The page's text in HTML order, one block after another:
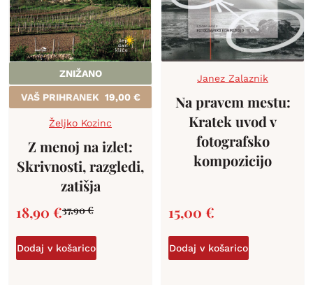
ZNIŽANO
VAŠ PRIHRANEK 19,00 €
Željko Kozinc
Z menoj na izlet:
Skrivnosti, razgledi,
zatišja
37,90€
18,90 €
Dodaj v košarico
Janez Zalaznik
Na pravem mestu:
Kratek uvod v
fotografsko
kompozicijo
15,00 €
Dodaj v košarico